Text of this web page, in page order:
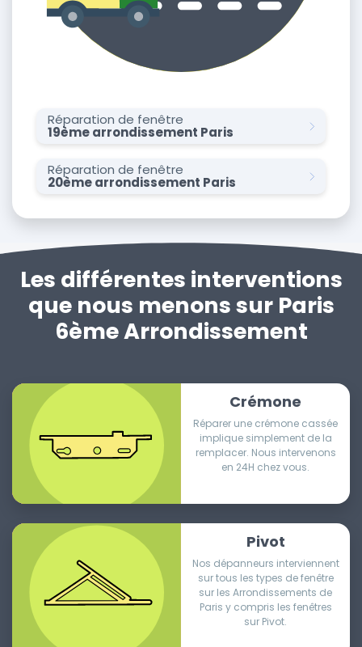
Réparation de fenêtre
19ème arrondissement Paris
Réparation de fenêtre
20ème arrondissement Paris
Les différentes interventions
que nous menons sur Paris
6ème Arrondissement
Crémone
Réparer une crémone cassée
implique simplement de la
remplacer. Nous intervenons
en 24H chez vous.
Pivot
Nos dépanneurs interviennent
sur tous les types de fenêtre
sur les Arrondissements de
Paris y compris les fenêtres
sur Pivot.